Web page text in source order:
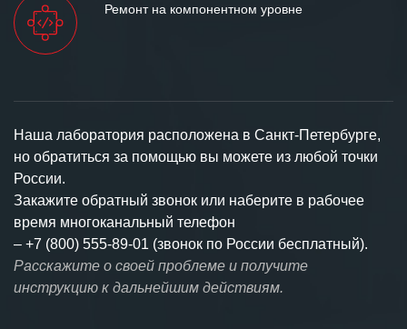
Ремонт на компонентном уровне
Наша лаборатория расположена в Санкт-Петербурге,
но обратиться за помощью вы можете из любой точки
России.
Закажите обратный звонок или наберите в рабочее
время многоканальный телефон
– +7 (800) 555-89-01 (звонок по России бесплатный).
Расскажите о своей проблеме и получите
инструкцию к дальнейшим действиям.